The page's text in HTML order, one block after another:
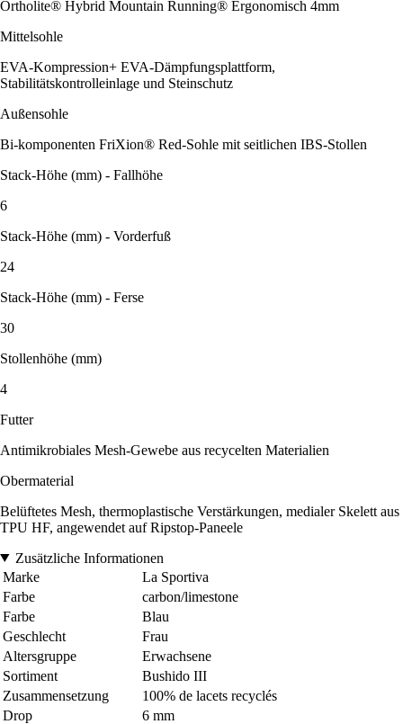
Ortholite® Hybrid Mountain Running® Ergonomisch 4mm
Mittelsohle
EVA-Kompression+ EVA-Dämpfungsplattform,
Stabilitätskontrolleinlage und Steinschutz
Außensohle
Bi-komponenten FriXion® Red-Sohle mit seitlichen IBS-Stollen
Stack-Höhe (mm) - Fallhöhe
6
Stack-Höhe (mm) - Vorderfuß
24
Stack-Höhe (mm) - Ferse
30
Stollenhöhe (mm)
4
Futter
Antimikrobiales Mesh-Gewebe aus recycelten Materialien
Obermaterial
Belüftetes Mesh, thermoplastische Verstärkungen, medialer Skelett aus
TPU HF, angewendet auf Ripstop-Paneele
Zusätzliche Informationen
Marke
La Sportiva
Farbe
carbon/limestone
Farbe
Blau
Geschlecht
Frau
Altersgruppe
Erwachsene
Sortiment
Bushido III
Zusammensetzung
100% de lacets recyclés
Drop
6 mm